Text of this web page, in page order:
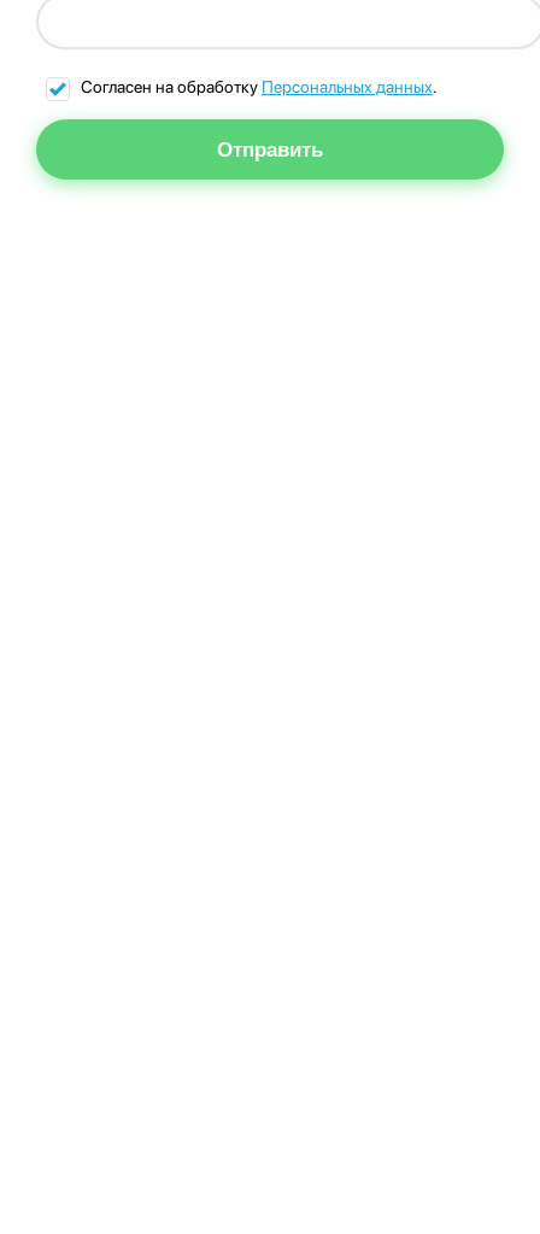
Согласен на обработку Персональных данных.
Отправить